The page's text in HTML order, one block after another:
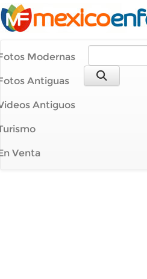
Modernas
Antiguas
Antiguos
Venta